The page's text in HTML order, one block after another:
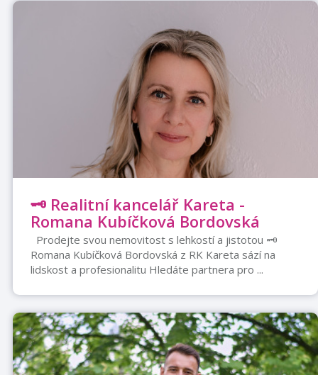
🗝️ Realitní kancelář Kareta -
Romana Kubíčková Bordovská
Prodejte svou nemovitost s lehkostí a jistotou 🗝️
Romana Kubíčková Bordovská z RK Kareta sází na
lidskost a profesionalitu Hledáte partnera pro ...